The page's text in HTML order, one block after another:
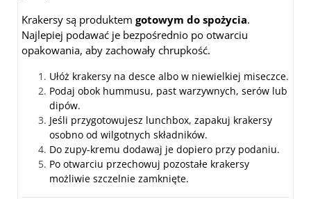
Krakersy są produktem gotowym do spożycia.
Najlepiej podawać je bezpośrednio po otwarciu
opakowania, aby zachowały chrupkość.
Ułóż krakersy na desce albo w niewielkiej miseczce.
Podaj obok hummusu, past warzywnych, serów lub
dipów.
Jeśli przygotowujesz lunchbox, zapakuj krakersy
osobno od wilgotnych składników.
Do zupy-kremu dodawaj je dopiero przy podaniu.
Po otwarciu przechowuj pozostałe krakersy
możliwie szczelnie zamknięte.